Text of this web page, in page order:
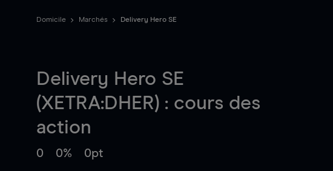
Domicile Marchés Delivery Hero SE
Delivery Hero SE
(XETRA:DHER) : cours des
action
0 0% 0pt